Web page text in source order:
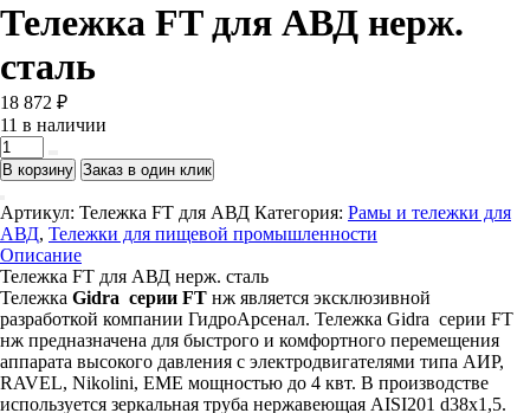
Тележка FT для АВД нерж.
сталь
18 872 ₽
11 в наличии
Количество
товара
Тележка
FT
для
АВД
нерж.
сталь
В корзину Заказ в один клик
Артикул: Тележка FT для АВД Категория: Рамы и тележки для
АВД, Тележки для пищевой промышленности
Описание
Тележка FT для АВД нерж. сталь
Тележка Gidra серии FТ нж является эксклюзивной
разработкой компании ГидроАрсенал. Тележка Gidra серии FТ
нж предназначена для быстрого и комфортного перемещения
аппарата высокого давления с электродвигателями типа АИР,
RAVEL, Nikolini, EME мощностью до 4 квт. В производстве
используется зеркальная труба нержавеющая AISI201 d38x1,5.